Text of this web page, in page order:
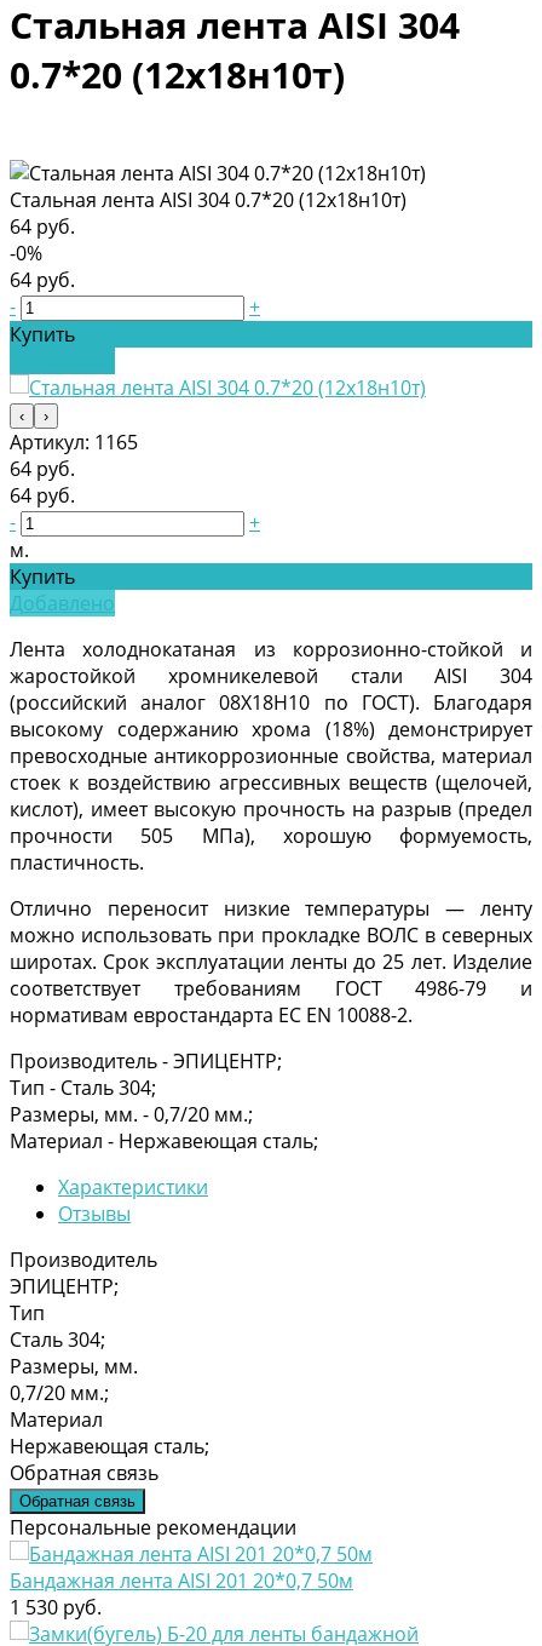
Стальная лента AISI 304
0.7*20 (12х18н10т)
Стальная лента AISI 304 0.7*20 (12х18н10т)
64 руб.
-0%
64 руб.
-
+
Купить
‹ ›
Артикул: 1165
64 руб.
64 руб.
-
+
м.
Купить
Добавлено
Лента холоднокатаная из коррозионно-стойкой и
жаростойкой хромникелевой стали AISI 304
(российский аналог 08Х18Н10 по ГОСТ). Благодаря
высокому содержанию хрома (18%) демонстрирует
превосходные антикоррозионные свойства, материал
стоек к воздействию агрессивных веществ (щелочей,
кислот), имеет высокую прочность на разрыв (предел
прочности 505 МПа), хорошую формуемость,
пластичность.
Отлично переносит низкие температуры — ленту
можно использовать при прокладке ВОЛС в северных
широтах. Срок эксплуатации ленты до 25 лет. Изделие
соответствует требованиям ГОСТ 4986-79 и
нормативам евростандарта ЕС EN 10088-2.
Производитель -ЭПИЦЕНТР;
Тип - Сталь 304;
Размеры, мм. -0,7/20 мм.;
Материал - Нержавеющая сталь;
Характеристики
Отзывы
Производитель
ЭПИЦЕНТР;
Тип
Сталь 304;
Размеры, мм.
0,7/20 мм.;
Материал
Нержавеющая сталь;
Обратная связь
Обратная связь
Персональные рекомендации
Бандажная лента AISI 201 20*0,7 50м
1 530 руб.